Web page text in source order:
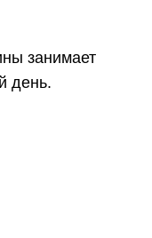
занимает
день.